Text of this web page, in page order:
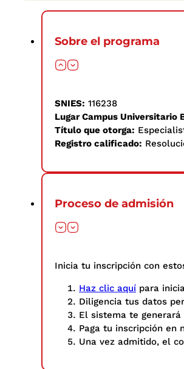
Sobre el programa
SNIES: 116238
Lugar Campus Universitario
Título que otorga:
Registro calificado:
Proceso de admisión
Inicia tu inscripción con
Haz clic aquí para
Diligencia tus datos
El sistema te
Paga tu inscripción en
Una vez admitido, el